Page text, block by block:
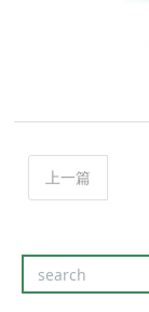
上一篇